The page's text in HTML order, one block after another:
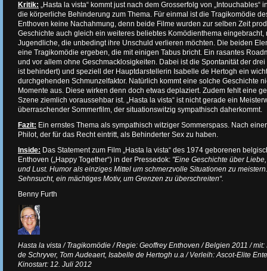
Kritik: „Hasta la vista“ kommt just nach dem Grosserfolg von „Intouchables“
die körperliche Behinderung zum Thema. Für einmal ist die Tragikomödie
Enthoven keine Nachahmung, denn beide Filme wurden zur selben Zeit
Geschichte auch gleich ein weiteres beliebtes Komödienthema
Jugendliche, die unbedingt ihre Unschuld verlieren möchten. Die beiden
eine Tragikomödie ergeben, die mit einigen Tabus bricht. Ein rasantes
und vor allem ohne Geschmacklosigkeiten. Dabei ist die Spontanität der
ist behindert) und speziell der Hauptdarstellerin Isabelle de Hertogh ein
durchgehenden Schmunzelfaktor. Natürlich kommt eine solche Geschichte
Momente aus. Diese wirken denn doch etwas deplaziert. Zudem fehlt eine
Szene ziemlich voraussehbar ist. „Hasta la vista“ ist nicht gerade ein
überraschender Sommerfilm, der situationswitzig sympathisch daherkommt.
Fazit: Ein ernstes Thema als sympathisch witziger Sommerspass. Nach
Philot, der für das Recht eintritt, als Behinderter Sex zu haben.
Inside: Das Statement zum Film „Hasta la vista“ des 1974 geborenen
Enthoven („Happy Together“) in der Pressedok: "Eine Geschichte über
und Lust. Humor als einziges Mittel um schmerzvolle Situationen zu
Sehnsucht, ein mächtiges Motiv, um Grenzen zu überschreiten“.
Benny Furth
Hasta la vista / Tragikomödie / Regie: Geoffrey Enthoven / Belgien 2011 /
de Schryver, Tom Audeaert, Isabelle de Hertogh u.a / Verleih: Ascot-Elite
Kinostart: 12. Juli 2012